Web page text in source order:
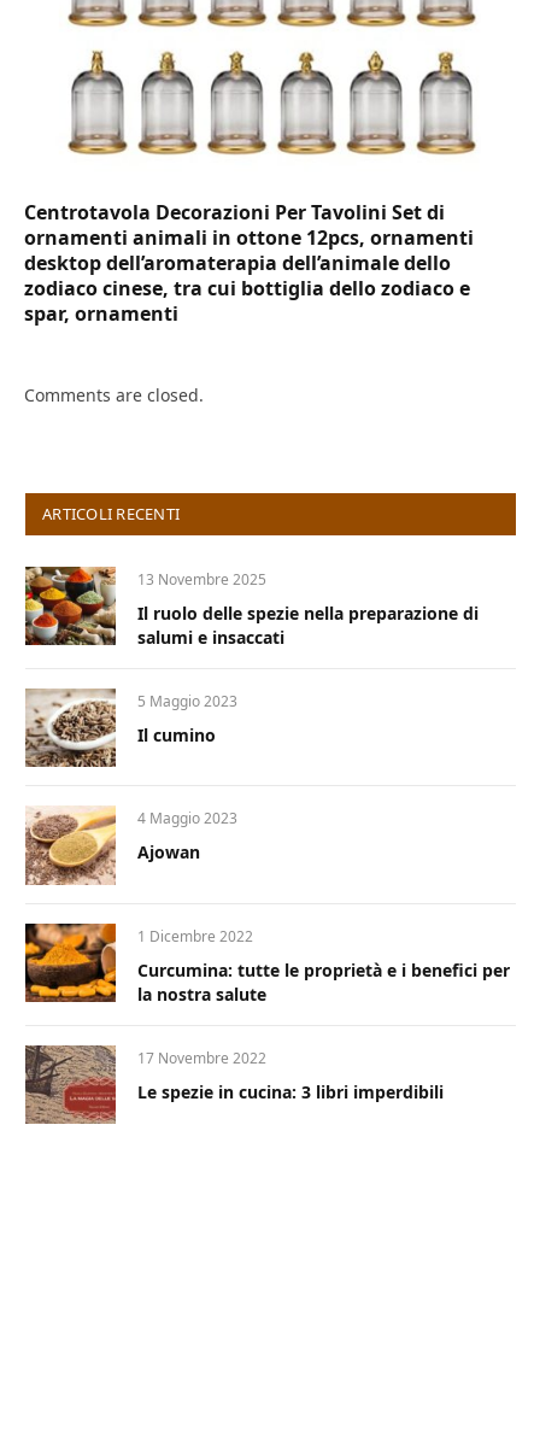
Centrotavola Decorazioni Per Tavolini Set di
ornamenti animali in ottone 12pcs, ornamenti
desktop dell’aromaterapia dell’animale dello
zodiaco cinese, tra cui bottiglia dello zodiaco e
spar, ornamenti
Comments are closed.
ARTICOLI RECENTI
13 Novembre 2025
Il ruolo delle spezie nella preparazione di
salumi e insaccati
5 Maggio 2023
Il cumino
4 Maggio 2023
Ajowan
1 Dicembre 2022
Curcumina: tutte le proprietà e i benefici per
la nostra salute
17 Novembre 2022
Le spezie in cucina: 3 libri imperdibili